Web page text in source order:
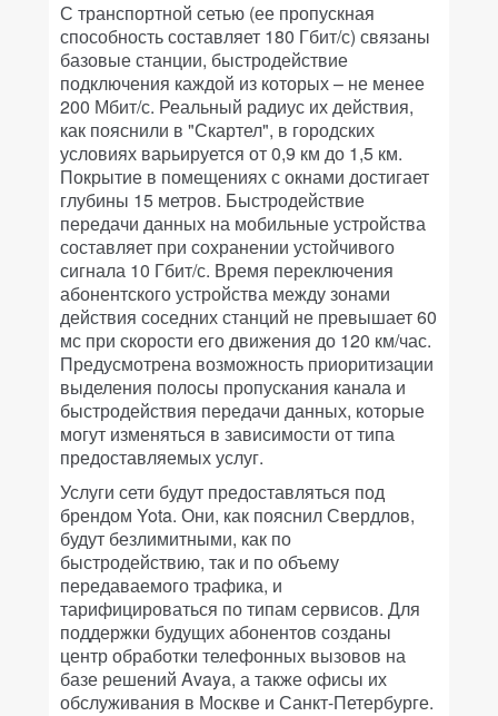
С транспортной сетью (ее пропускная
способность составляет 180 Гбит/с) связаны
базовые станции, быстродействие
подключения каждой из которых – не менее
200 Мбит/с. Реальный радиус их действия,
как пояснили в "Скартел", в городских
условиях варьируется от 0,9 км до 1,5 км.
Покрытие в помещениях с окнами достигает
глубины 15 метров. Быстродействие
передачи данных на мобильные устройства
составляет при сохранении устойчивого
сигнала 10 Гбит/с. Время переключения
абонентского устройства между зонами
действия соседних станций не превышает 60
мс при скорости его движения до 120 км/час.
Предусмотрена возможность приоритизации
выделения полосы пропускания канала и
быстродействия передачи данных, которые
могут изменяться в зависимости от типа
предоставляемых услуг.
Услуги сети будут предоставляться под
брендом Yota. Они, как пояснил Свердлов,
будут безлимитными, как по
быстродействию, так и по объему
передаваемого трафика, и
тарифицироваться по типам сервисов. Для
поддержки будущих абонентов созданы
центр обработки телефонных вызовов на
базе решений Avaya, а также офисы их
обслуживания в Москве и Санкт-Петербурге.